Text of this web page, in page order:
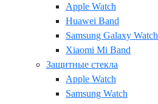
Apple Watch
Huawei Band
Samsung Galaxy Watch
Xiaomi Mi Band
Защитные стекла
Apple Watch
Samsung Watch